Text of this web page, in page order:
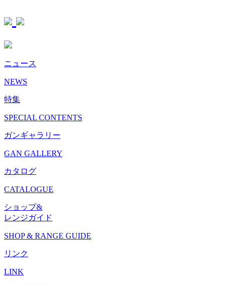
ニュース
NEWS
特集
SPECIAL CONTENTS
ガンギャラリー
GAN GALLERY
カタログ
CATALOGUE
ショップ&
レンジガイド
SHOP & RANGE GUIDE
リンク
LINK